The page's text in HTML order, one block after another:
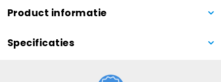
Product informatie
Specificaties